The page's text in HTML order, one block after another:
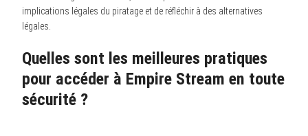
implications légales du piratage et de réfléchir à des alternatives
légales.
Quelles sont les meilleures pratiques
pour accéder à Empire Stream en toute
sécurité ?